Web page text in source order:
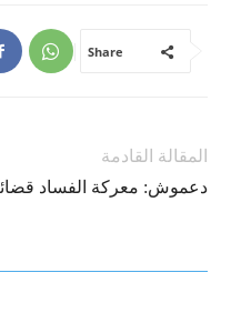
Share
المقالة القادمة
دعموش: معركة الفساد